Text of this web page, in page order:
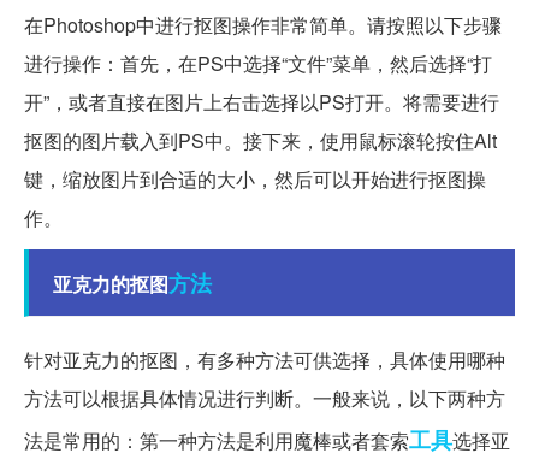
在Photoshop中进行抠图操作非常简单。请按照以下步骤
进行操作：首先，在PS中选择“文件”菜单，然后选择“打
开”，或者直接在图片上右击选择以PS打开。将需要进行
抠图的图片载入到PS中。接下来，使用鼠标滚轮按住Alt
键，缩放图片到合适的大小，然后可以开始进行抠图操
作。
亚克力的抠图方法
针对亚克力的抠图，有多种方法可供选择，具体使用哪种
方法可以根据具体情况进行判断。一般来说，以下两种方
法是常用的：第一种方法是利用魔棒或者套索工具选择亚